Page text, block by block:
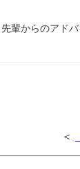
輩からのアドバ
＜